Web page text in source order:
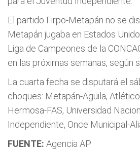
El partido Firpo-Metapán no se
Metapán jugaba en Estados
Liga de Campeones de la
en las próximas semanas, según
La cuarta fecha se disputará el
choques: Metapán-Aguila,
Hermosa-FAS, Universidad
Independiente, Once Municipal-
FUENTE: Agencia AP